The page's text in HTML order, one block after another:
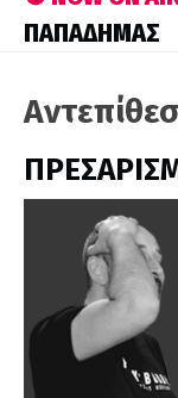
ΠΑΠΑΔΗΜΑΣ